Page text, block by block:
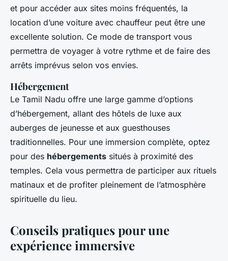
et pour accéder aux sites moins fréquentés, la
location d’une voiture avec chauffeur peut être une
excellente solution. Ce mode de transport vous
permettra de voyager à votre rythme et de faire des
arrêts imprévus selon vos envies.
Hébergement
Le Tamil Nadu offre une large gamme d’options
d’hébergement, allant des hôtels de luxe aux
auberges de jeunesse et aux guesthouses
traditionnelles. Pour une immersion complète, optez
pour des hébergements situés à proximité des
temples. Cela vous permettra de participer aux rituels
matinaux et de profiter pleinement de l’atmosphère
spirituelle du lieu.
Conseils pratiques pour une
expérience immersive